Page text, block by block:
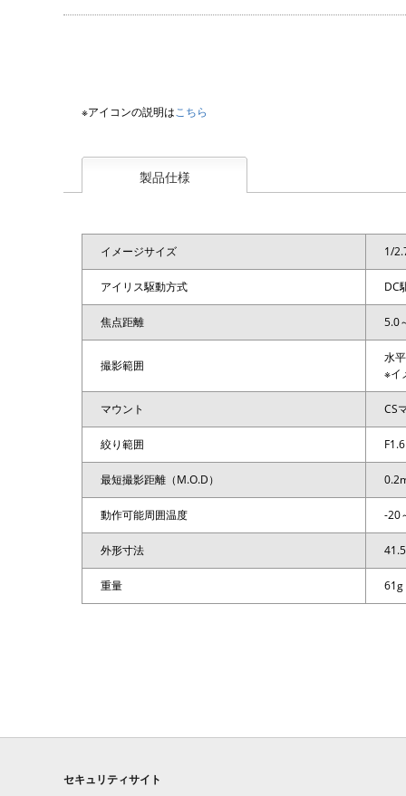
※アイコンの説明はこちら
製品仕様
イメージサイズ 1/
アイリス駆動方式 DC
焦点距離 5.0
撮影範囲
水
※イ
マウント CS
絞り範囲 F1.6
最短撮影距離（M.O.D）
動作可能周囲温度 -20
外形寸法
重量 61g
セキュリティサイト